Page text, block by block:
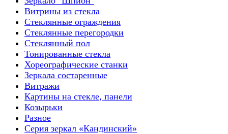
Витрины из стекла
Стеклянные ограждения
Стеклянные перегородки
Стеклянный пол
Тонированные стекла
Хореографические станки
Зеркала состаренные
Витражи
Картины на стекле, панели
Козырьки
Разное
Серия зеркал «Кандинский»